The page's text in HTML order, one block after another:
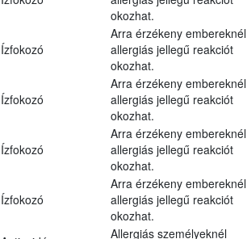
okozhat.
Ízfokozó
Arra érzékeny embereknél
allergiás jellegű reakciót
okozhat.
Ízfokozó
Arra érzékeny embereknél
allergiás jellegű reakciót
okozhat.
Ízfokozó
Arra érzékeny embereknél
allergiás jellegű reakciót
okozhat.
Ízfokozó
Arra érzékeny embereknél
allergiás jellegű reakciót
okozhat.
Allergiás személyeknél